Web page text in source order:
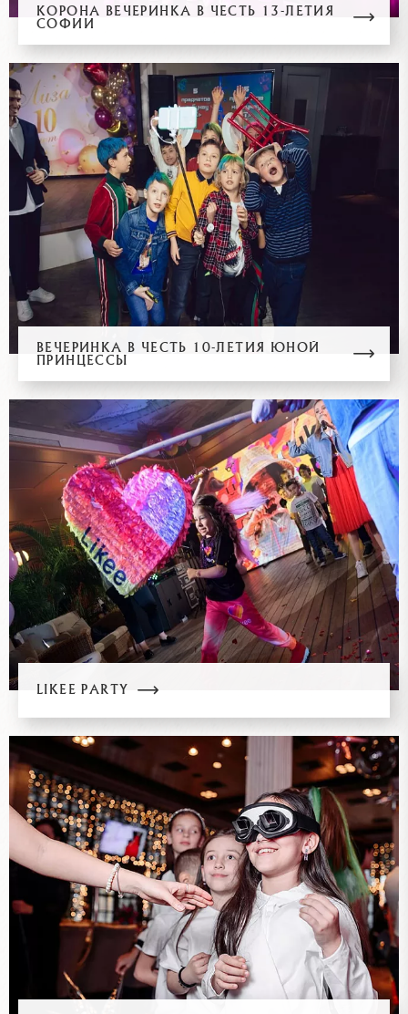
КОРОНА ВЕЧЕРИНКА В ЧЕСТЬ 13-ЛЕТИЯ
СОФИИ
ВЕЧЕРИНКА В ЧЕСТЬ 10-ЛЕТИЯ ЮНОЙ
ПРИНЦЕССЫ
LIKEE PARTY